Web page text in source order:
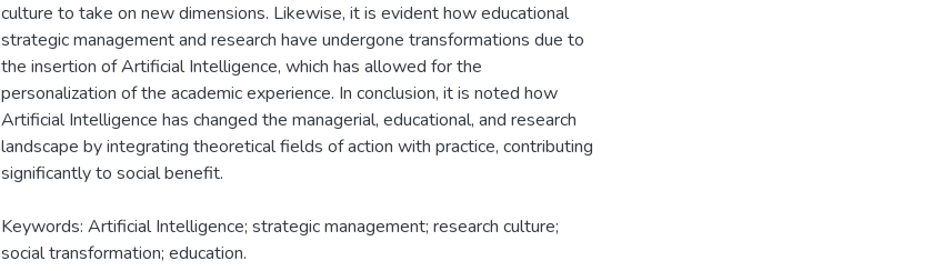
culture to take on new dimensions. Likewise, it is evident how educational
strategic management and research have undergone transformations due to
the insertion of Artificial Intelligence, which has allowed for the
personalization of the academic experience. In conclusion, it is noted how
Artificial Intelligence has changed the managerial, educational, and research
landscape by integrating theoretical fields of action with practice, contributing
significantly to social benefit.
Keywords: Artificial Intelligence; strategic management; research culture;
social transformation; education.